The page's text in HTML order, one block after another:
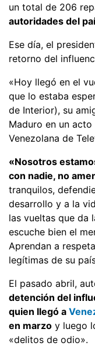
un total de 206
autoridades del
Ese día, el
retorno del
«Hoy llegó en el
que lo estaba
de Interior), su
Maduro en un
Venezolana de
«Nosotros
con nadie, no
tranquilos,
desarrollo y a la
las vueltas que da
escuche bien el
Aprendan a
legítimas de su
El pasado abril,
detención del
quien llegó a
en marzo y luego
«delitos de odio».